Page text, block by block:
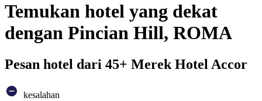
Temukan hotel yang dekat
dengan Pincian Hill, ROMA
Pesan hotel dari 45+ Merek Hotel Accor
kesalahan